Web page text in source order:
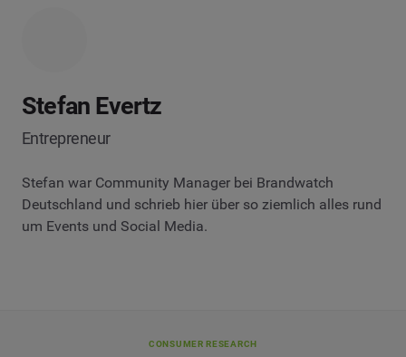
Stefan Evertz
Entrepreneur
Stefan war Community Manager bei Brandwatch
Deutschland und schrieb hier über so ziemlich alles rund
um Events und Social Media.
CONSUMER RESEARCH